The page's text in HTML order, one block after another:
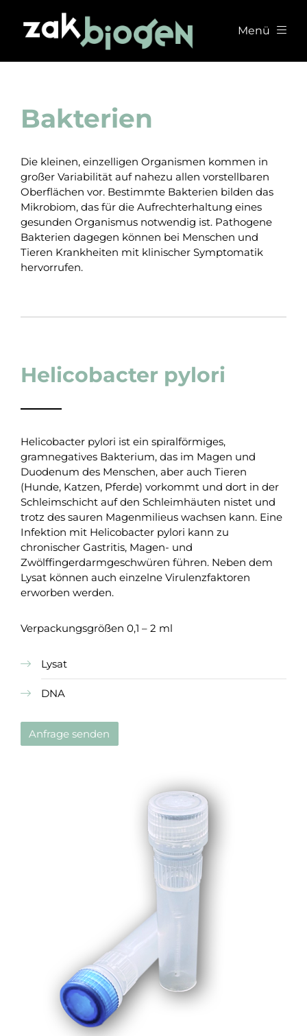
Menü
Bakterien
Die kleinen, einzelligen Organismen kommen in
großer Variabilität auf nahezu allen vorstellbaren
Oberflächen vor. Bestimmte Bakterien bilden das
Mikrobiom, das für die Aufrechterhaltung eines
gesunden Organismus notwendig ist. Pathogene
Bakterien dagegen können bei Menschen und
Tieren Krankheiten mit klinischer Symptomatik
hervorrufen.
Helicobacter pylori
Helicobacter pylori ist ein spiralförmiges,
gramnegatives Bakterium, das im Magen und
Duodenum des Menschen, aber auch Tieren
(Hunde, Katzen, Pferde) vorkommt und dort in der
Schleimschicht auf den Schleimhäuten nistet und
trotz des sauren Magenmilieus wachsen kann. Eine
Infektion mit Helicobacter pylori kann zu
chronischer Gastritis, Magen- und
Zwölffingerdarmgeschwüren führen. Neben dem
Lysat können auch einzelne Virulenzfaktoren
erworben werden.
Verpackungsgrößen 0,1 – 2 ml
Lysat
DNA
Anfrage senden
Kontakt